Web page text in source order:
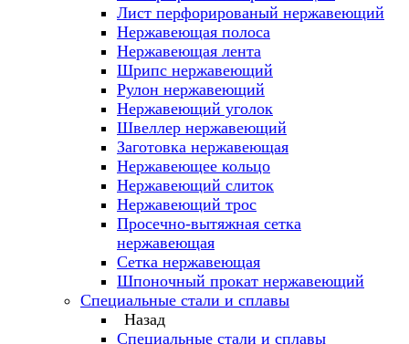
Лист перфорированый нержавеющий
Нержавеющая полоса
Нержавеющая лента
Шрипс нержавеющий
Рулон нержавеющий
Нержавеющий уголок
Швеллер нержавеющий
Заготовка нержавеющая
Нержавеющее кольцо
Нержавеющий слиток
Нержавеющий трос
Просечно-вытяжная сетка
нержавеющая
Сетка нержавеющая
Шпоночный прокат нержавеющий
Специальные стали и сплавы
Назад
Специальные стали и сплавы